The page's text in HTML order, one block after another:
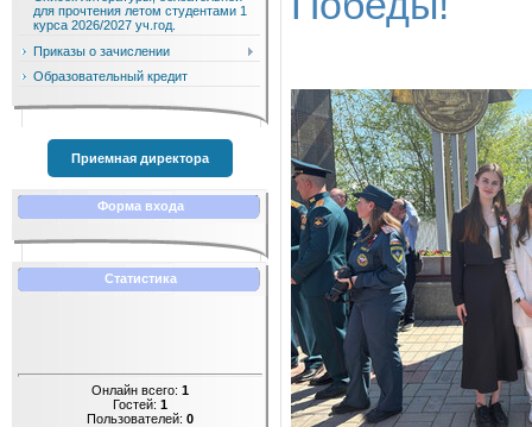
для прочтения летом студентами 1
курса 2026/2027 уч.год.
Приказы о зачислении
Образовательный кредит
Приемная директора
Форма входа
Статистика
Онлайн всего: 1
Гостей: 1
Пользователей: 0